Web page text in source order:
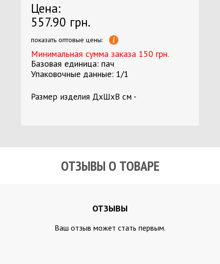
Базовая единица: пач
Упаковочные данные: 1/1
Размер изделия ДхШхВ см -
Цена:
557.90 грн.
показать оптовые цены:
Минимальная сумма заказа 150 грн.
ОТЗЫВЫ О ТОВАРЕ
ОТЗЫВЫ
Ваш отзыв может стать первым.